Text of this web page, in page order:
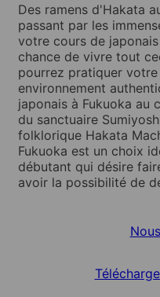
Des ramens d'Hakata
passant par les
votre cours de
chance de vivre tout
pourrez pratiquer votre
environnement
japonais à Fukuoka
du sanctuaire
folklorique Hakata
Fukuoka est un choix
débutant qui désire
avoir la possibilité de